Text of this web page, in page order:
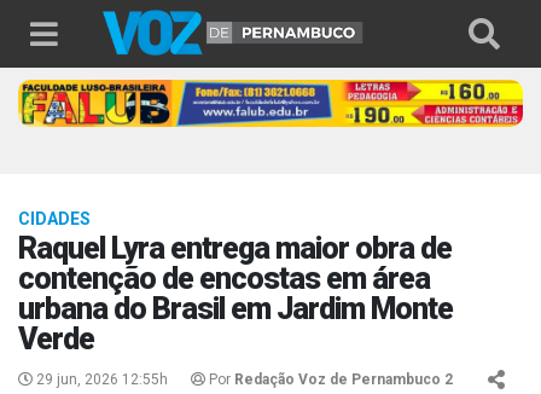
CIDADES
Raquel Lyra entrega maior obra de
contenção de encostas em área
urbana do Brasil em Jardim Monte
Verde
29 jun, 2026 12:55h Por Redação Voz de Pernambuco 2